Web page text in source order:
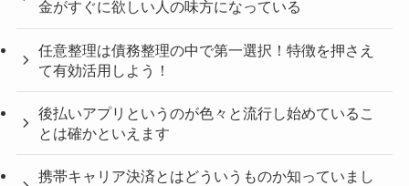
金がすぐに欲しい人の味方になっている
任意整理は債務整理の中で第一選択！特徴を押さえ
て有効活用しよう！
後払いアプリというのが色々と流行し始めているこ
とは確かといえます
携帯キャリア決済とはどういうものか知っていまし